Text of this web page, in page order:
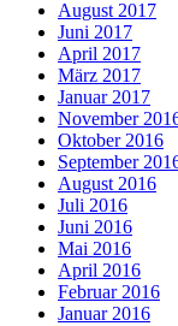
August 2017
Juni 2017
April 2017
März 2017
Januar 2017
November
Oktober 2016
September
August 2016
Juli 2016
Juni 2016
Mai 2016
April 2016
Februar 2016
Januar 2016